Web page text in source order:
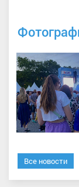
Все новости